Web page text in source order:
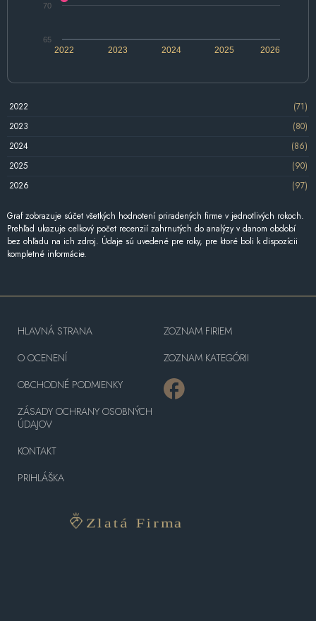
2022 2024 2026
2023 2025
65
70
2022
(71)
2023
(80)
2024
(86)
2025
(90)
2026
(97)
Graf zobrazuje súčet všetkých hodnotení priradených firme v jednotlivých rokoch.
Prehľad ukazuje celkový počet recenzií zahrnutých do analýzy v danom období
bez ohľadu na ich zdroj. Údaje sú uvedené pre roky, pre ktoré boli k dispozícii
kompletné informácie.
HLAVNÁ STRANA
O OCENENÍ
OBCHODNÉ PODMIENKY
ZÁSADY OCHRANY OSOBNÝCH
ÚDAJOV
KONTAKT
PRIHLÁŠKA
ZOZNAM FIRIEM
ZOZNAM KATEGÓRII